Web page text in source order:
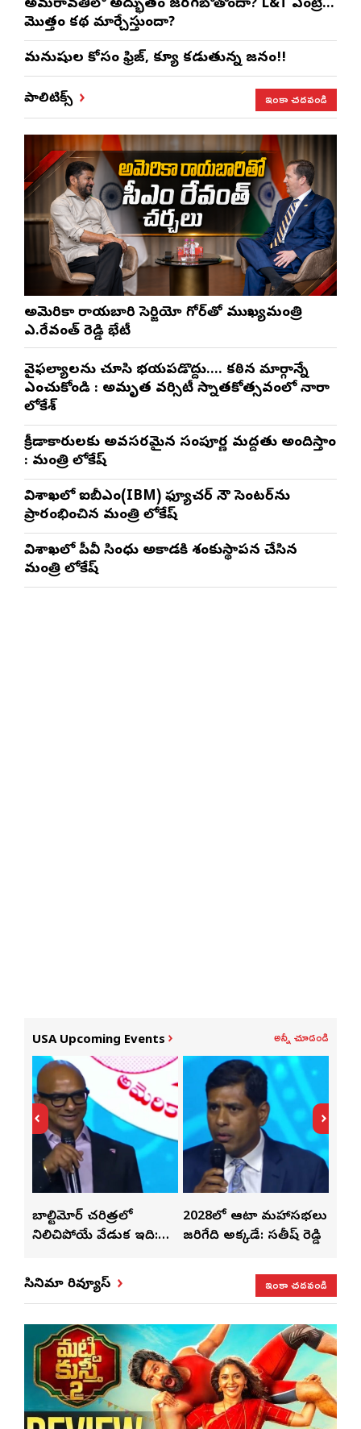
అమరావతిలో అద్భుతం జరగబోతోందా? L&T ఎంట్రీ…
మొత్తం కథ మార్చేస్తుందా?
మనుషుల కోసం ఫ్రిజ్, క్యూ కడుతున్న జనం!!
పాలిటిక్స్ ఇంకా చదవండి
అమెరికా రాయబారి సెర్జియో గోర్‌తో ముఖ్యమంత్రి
ఎ.రేవంత్ రెడ్డి భేటీ
వైఫల్యాలను చూసి భయపడొద్దు…. కఠిన మార్గాన్నే
ఎంచుకోండి : అమృత వర్సిటీ స్నాతకోత్సవంలో నారా
లోకేశ్
క్రీడాకారులకు అవసరమైన సంపూర్ణ మద్దతు అందిస్తాం
: మంత్రి లోకేష్
విశాఖలో ఐబీఎం(IBM) ఫ్యూచర్ నౌ సెంటర్‌ను
ప్రారంభించిన మంత్రి లోకేష్
విశాఖలో పీవీ సింధు అకాడమీకి శంకుస్థాపన చేసిన
మంత్రి లోకేష్
USA Upcoming Events అన్నీ చూడండి
బాల్టిమోర్ చరిత్రలో
నిలిచిపోయే వేడుక ఇది:
2028లో ఆటా మహాసభలు
జరిగేది అక్కడే: సతీష్ రెడ్డి
సినిమా రివ్యూస్ ఇంకా చదవండి